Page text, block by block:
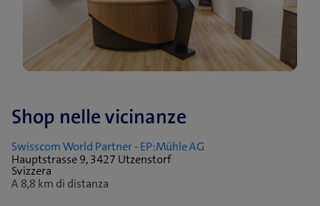
Shop nelle vicinanze
Swisscom World Partner - EP:Mühle AG
Hauptstrasse 9, 3427 Utzenstorf
Svizzera
A 8,8 km di distanza